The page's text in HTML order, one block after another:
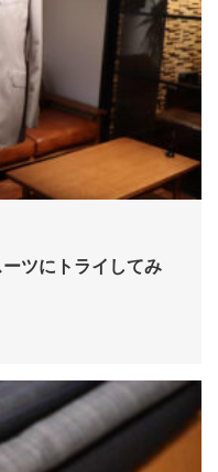
ツにトライしてみ